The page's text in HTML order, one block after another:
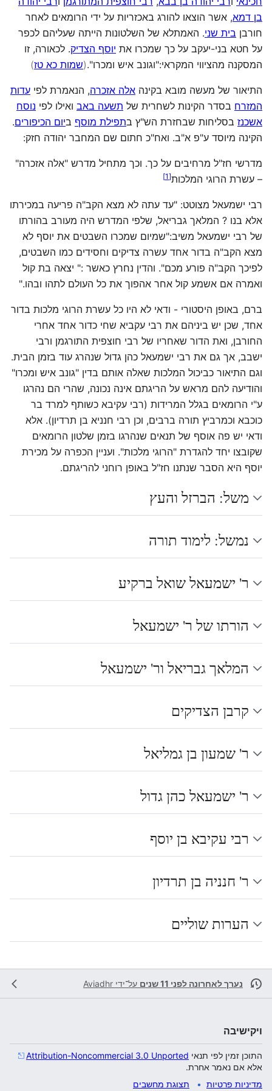
בן דמא, אשר הוצאו להורג באכזריות על ידי הרומאים לאחר
חורבן בית שני. האמתלא של השלטונות הייתה שעליהם לכפר
על חטא בני-יעקב על כך שמכרו את יוסף הצדיק. לכאורה, זו
המסקנה מהציווי המקראי:"וגונב איש ומכרו".(שמות כא טז)
התיאור של מעשה מובא בקינה אלה אזכרה, הנאמרת לפי עדות
המזרח בסדר הקינות לשחרית של תשעה באב ואילו לפי נוסח
אשכנז בסליחות שבחזרת הש"ץ בתפילת מוסף ביום הכיפורים.
הקינה מיוסד ע"פ א"ב. ואח"כ חתום שם המחבר יהודה חזק:
מדרשי חז"ל מרחיבים על כך. וכך מתחיל מדרש "אלה אזכרה"
– עשרת הרוגי המלכות[
1
]
רבי ישמעאל מצוטט: "עד עתה לא מצא הקב"ה פריעה במכירתו
אלא בנו ? המלאך גבריאל, שלפי המדרש היה מעורב בהורתו
של רבי ישמעאל משיב:"שמיום שמכרו השבטים את יוסף לא
מצא הקב"ה בדור אחד עשרה צדיקים וחסידים כמו השבטים,
לפיכך הקב"ה פורע מכם". והדין נחרץ כאשר :" יצאה בת קול
ואמרה אם אשמע קול אחר אהפוך את כל העולם לתהו ובהו."
ברם, באופן היסטורי - ודאי לא היו כל עשרת הרוגי מלכות בדור
אחד, שכן יש ביניהם את רבי עקביא שחי כדור אחד אחרי
החורבן, ואת הדור שאחריו של רבי חוצפית התורגמן ורבי
ישבב, אך גם את רבי ישמעאל כהן גדול שנהרג עוד בזמן הבית.
וגם התיאור כביכול המלכות שאלה אותם בדין "גונב איש ומכרו"
והודיעה להם מראש על הריגתם אינה נכונה, שהרי הם נהרגו
ע"י הרומאים בגלל המרידות (רבי עקיבא כשותף למרד בר
כוכבא וכמרביץ תורה ברבים, וכן רבי חנניא בן תרדיון). אלא
ודאי יש פה אוסף של תנאים שנהרגו בזמן שלטון הרומאים
שקובצו יחד להגדרת "הרוגי מלכות". ועניין הכפרה על מכירת
יוסף היא הסבר שנתנו חז"ל באופן רוחני להריגתם.
משל: הברזל והעץ
נמשל: לימוד תורה
ר' ישמעאל שואל ברקיע
הורתו של ר' ישמעאל
המלאך גבריאל ור' ישמעאל
קרבן הצדיקים
ר' שמעון בן גמליאל
ר' ישמעאל כהן גדול
רבי עקיבא בן יוסף
ר' חנניה בן תרדיון
הערות שוליים
נערך לאחרונה לפני 11 שנים על־ידי Aviadhr
ויקישיבה
התוכן זמין לפי תנאי Attribution-Noncommercial 3.0 Unported
אלא אם נאמר אחרת.
מדיניות פרטיות
תצוגת מחשבים